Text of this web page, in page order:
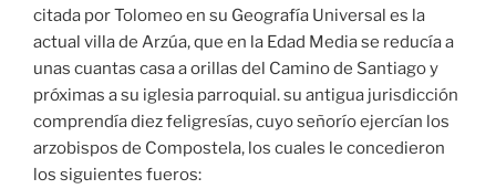
citada por Tolomeo en su Geografía Universal es la
actual villa de Arzúa, que en la Edad Media se reducía a
unas cuantas casa a orillas del Camino de Santiago y
próximas a su iglesia parroquial. su antigua jurisdicción
comprendía diez feligresías, cuyo señorío ejercían los
arzobispos de Compostela, los cuales le concedieron
los siguientes fueros: